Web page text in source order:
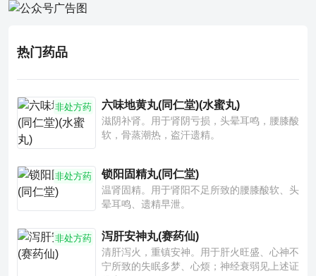
热门药品
非处方药 六味地黄丸(同仁堂)(水蜜丸)
滋阴补肾。用于肾阴亏损，头晕耳鸣，腰膝酸
软，骨蒸潮热，盗汗遗精。
非处方药 锁阳固精丸(同仁堂)
温肾固精。用于肾阳不足所致的腰膝酸软、头
晕耳鸣、遗精早泄。
非处方药 泻肝安神丸(赛药仙)
清肝泻火，重镇安神。用于肝火旺盛、心神不
宁所致的失眠多梦、心烦；神经衰弱见上述证